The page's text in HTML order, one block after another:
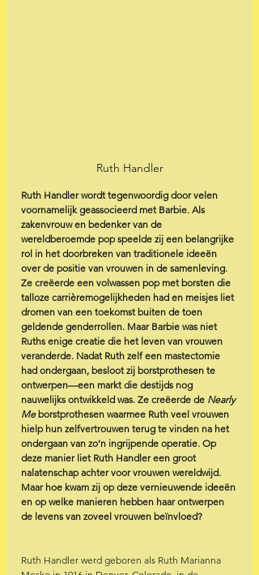
Ruth Handler
Ruth Handler wordt tegenwoordig door velen
voornamelijk geassocieerd met Barbie. Als
zakenvrouw en bedenker van de
wereldberoemde pop speelde zij een belangrijke
rol in het doorbreken van traditionele ideeën
over de positie van vrouwen in de samenleving.
Ze creëerde een volwassen pop met borsten die
talloze carrièremogelijkheden had en meisjes liet
dromen van een toekomst buiten de toen
geldende genderrollen. Maar Barbie was niet
Ruths enige creatie die het leven van vrouwen
veranderde. Nadat Ruth zelf een mastectomie
had ondergaan, besloot zij borstprothesen te
ontwerpen—een markt die destijds nog
nauwelijks ontwikkeld was. Ze creëerde de Nearly
Me borstprothesen waarmee Ruth veel vrouwen
hielp hun zelfvertrouwen terug te vinden na het
ondergaan van zo’n ingrijpende operatie. Op
deze manier liet Ruth Handler een groot
nalatenschap achter voor vrouwen wereldwijd.
Maar hoe kwam zij op deze vernieuwende ideeën
en op welke manieren hebben haar ontwerpen
de levens van zoveel vrouwen beïnvloed?
Ruth Handler werd geboren als Ruth Marianna